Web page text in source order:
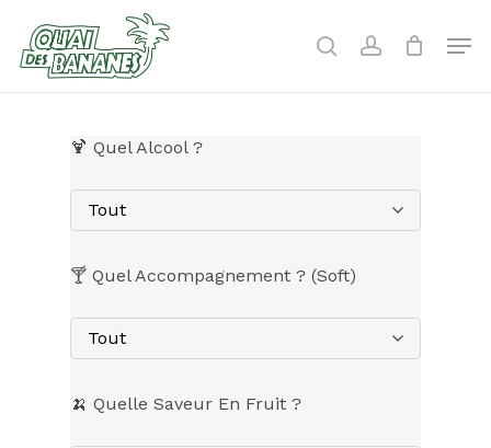
main
content
searchaccount
🍹 Quel Alcool ?
Tout
🍸 Quel Accompagnement ? (Soft)
Tout
🍌 Quelle Saveur En Fruit ?